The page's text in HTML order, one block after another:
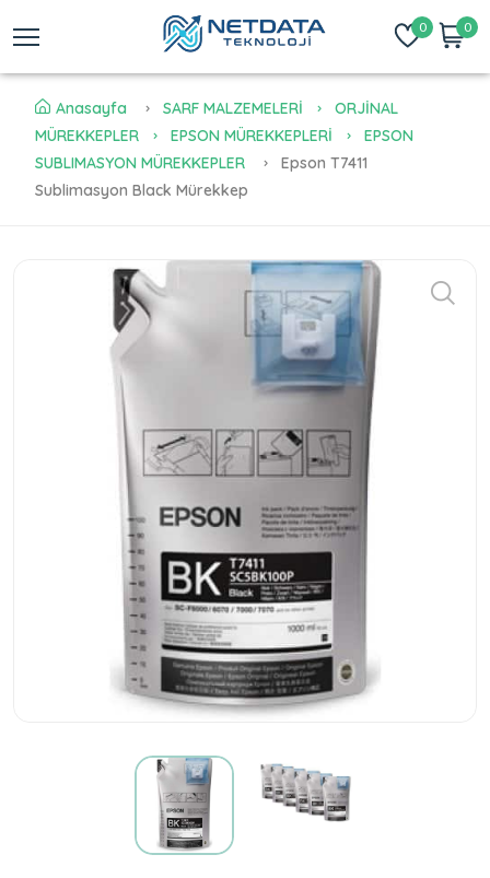
0 0
Anasayfa SARF MALZEMELERİ
ORJİNAL
MÜREKKEPLER
EPSON MÜREKKEPLERİ
EPSON
SUBLIMASYON MÜREKKEPLER
Epson T7411
Sublimasyon Black Mürekkep